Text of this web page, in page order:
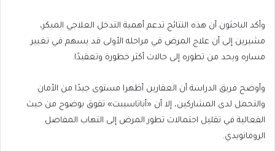
وأكد الباحثون أن هذه النتائج تدعم أهمية التدخل العلاجي المبكر،
مشيرين إلى أن علاج المرض في مراحله الأولى قد يسهم في تغيير
مساره ويحد من تطوره إلى حالات أكثر خطورة وتعقيدًا.
وأوضح فريق الدراسة أن العقارين أظهرا مستوى جيدًا من الأمان
والتحمل لدى المشاركين، إلا أن «أباتاسيبت» تفوق بوضوح من حيث
الفعالية في تقليل احتمالات تطور المرض إلى التهاب المفاصل
الروماتويدي.